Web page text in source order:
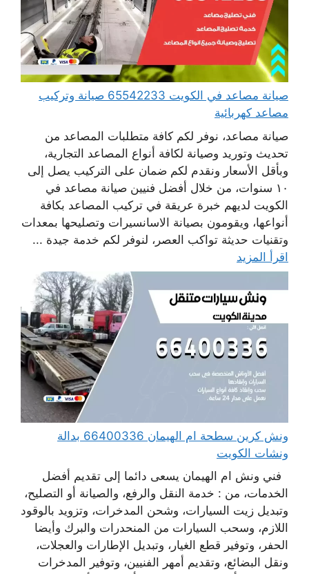
صيانة مصاعد في الكويت 65542233 صيانة وتركيب
مصاعد كهربائية
صيانة مصاعد، نوفر لكم كافة متطلبات المصاعد من
تحديث وتوريد وصيانة لكافة أنواع المصاعد التجارية،
وبأقل الأسعار ونقدم لكم ضمان على التركيب يصل إلى
١٠ سنوات، من خلال أفضل فنيين صيانة مصاعد في
الكويت لديهم خبرة عريقة في تركيب المصاعد بكافة
أنواعها، ويقومون بصيانة الاسانسيرات وتصليحها بمعدات
وتقنيات حديثة تواكب العصر، لنوفر لكم خدمة جيدة ...
اقرأ المزيد
ونش كرين سطحة ام الهيمان 66400336 بدالة
ونشات الكويت
فني ونش ام الهيمان يسعى دائما إلى تقديم أفضل
الخدمات، من : خدمة النقل والرفع، والصيانة أو التصليح،
وتبديل زيت السيارات، وشحن المدخرات، وتزويد بالوقود
اللازم، وسحب السيارات من المنحدرات والبرك وأيضا
الحفر، وتوفير قطع الغيار، وتبديل الإطارات والعجلات،
ونقل البضائع، وتقديم أمهر الفنيين، وتوفير المدخرات